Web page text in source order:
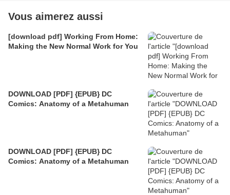
Vous aimerez aussi
[download pdf] Working From Home:
Making the New Normal Work for You
DOWNLOAD [PDF] {EPUB} DC
Comics: Anatomy of a Metahuman
DOWNLOAD [PDF] {EPUB} DC
Comics: Anatomy of a Metahuman